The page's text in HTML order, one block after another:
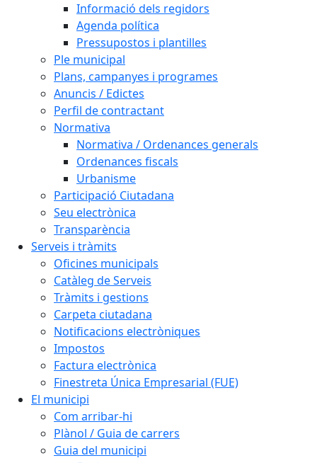
Informació dels regidors
Agenda política
Pressupostos i plantilles
Ple municipal
Plans, campanyes i programes
Anuncis / Edictes
Perfil de contractant
Normativa
Normativa / Ordenances generals
Ordenances fiscals
Urbanisme
Participació Ciutadana
Seu electrònica
Transparència
Serveis i tràmits
Oficines municipals
Catàleg de Serveis
Tràmits i gestions
Carpeta ciutadana
Notificacions electròniques
Impostos
Factura electrònica
Finestreta Única Empresarial (FUE)
El municipi
Com arribar-hi
Plànol / Guia de carrers
Guia del municipi